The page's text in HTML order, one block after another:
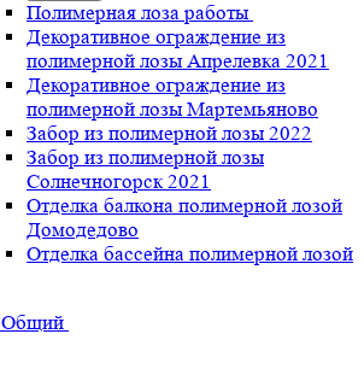
Полимерная лоза работы
Декоративное ограждение из
полимерной лозы Апрелевка 2021
Декоративное ограждение из
полимерной лозы Мартемьяново
Забор из полимерной лозы 2022
Забор из полимерной лозы
Солнечногорск 2021
Отделка балкона полимерной лозой
Домодедово
Отделка бассейна полимерной лозой
Общий